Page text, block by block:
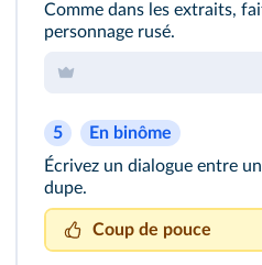
Comme dans les extraits,
personnage rusé.
5
En binôme
Écrivez un dialogue entre
dupe.
Coup de pouce